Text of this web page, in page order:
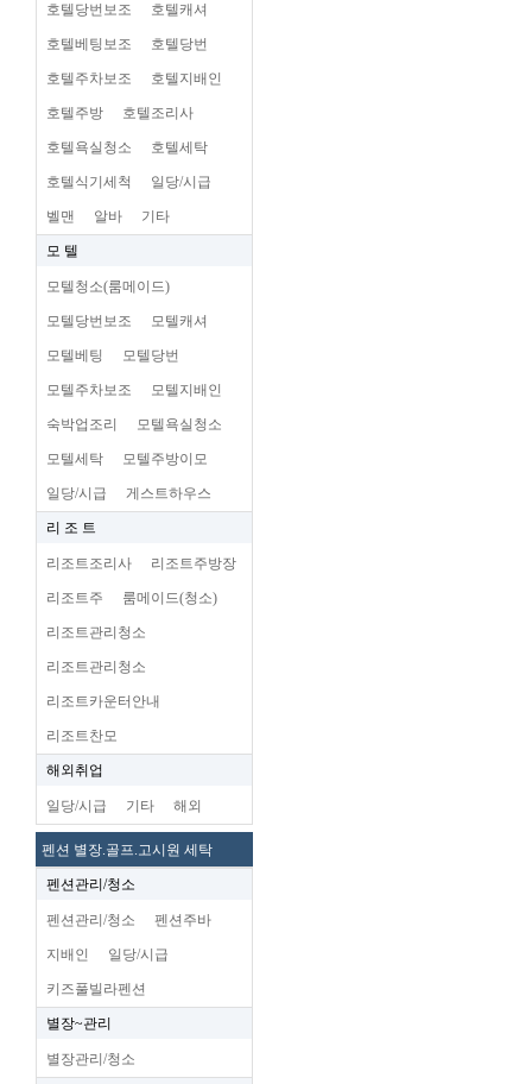
호텔당번보조 호텔캐셔
호텔베팅보조 호텔당번
호텔주차보조 호텔지배인
호텔주방 호텔조리사
호텔욕실청소 호텔세탁
호텔식기세척 일당/시급
벨맨 알바 기타
모 텔
모텔청소(룸메이드)
모텔당번보조 모텔캐셔
모텔베팅 모텔당번
모텔주차보조 모텔지배인
숙박업조리 모텔욕실청소
모텔세탁 모텔주방이모
일당/시급 게스트하우스
리 조 트
리조트조리사 리조트주방장
리조트주 룸메이드(청소)
리조트관리청소
리조트관리청소
리조트카운터안내
리조트찬모
해외취업
일당/시급 기타 해외
펜션 별장.골프.고시원 세탁
펜션관리/청소
펜션관리/청소 펜션주바
지배인 일당/시급
키즈풀빌라펜션
별장~관리
별장관리/청소